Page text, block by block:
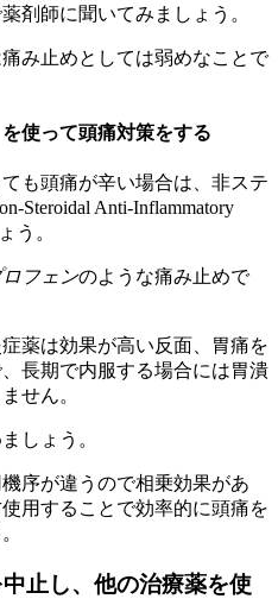
剤師に聞いてみましょう。
み止めとしては弱めなことで
使って頭痛対策をする
も頭痛が辛い場合は、非ステ
Steroidal Anti-Inflammatory
う。
フェンのような痛み止めで
薬は効果が高い反面、胃痛を
長期で内服する場合には胃潰
せん。
しょう。
序が違うので相乗効果があ
用することで効率的に頭痛を
止し、他の治療薬を使